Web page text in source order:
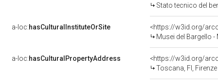
Stato tecnico del
a-loc:hasCulturalInstituteOrSite
<https://w3id.org/
Musei del Bargello
a-loc:hasCulturalPropertyAddress
<https://w3id.org/
Toscana, FI, Firenze